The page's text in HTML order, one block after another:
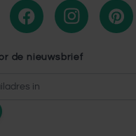
de nieuwsbrief